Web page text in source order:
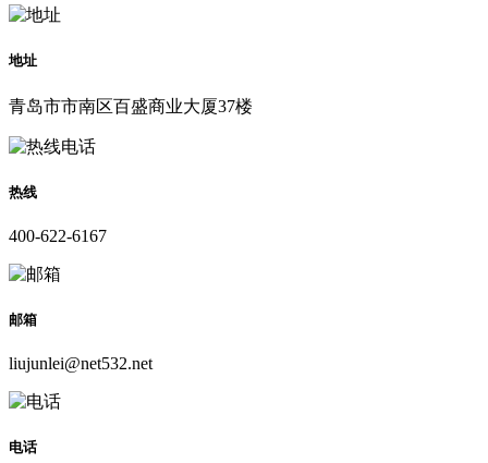
地址
青岛市市南区百盛商业大厦37楼
热线
400-622-6167
邮箱
liujunlei@net532.net
电话